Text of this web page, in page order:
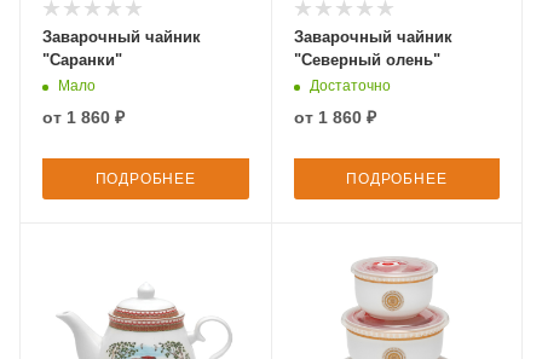
Заварочный чайник
"Саранки"
Мало
от 1 860 ₽
ПОДРОБНЕЕ
Заварочный чайник
"Северный олень"
Достаточно
от 1 860 ₽
ПОДРОБНЕЕ